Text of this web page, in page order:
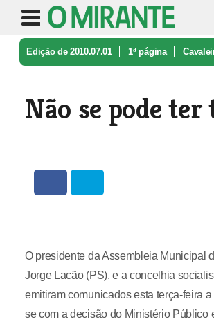
Edição de 2010.07.01 1ª página
Não se pode ter
O presidente da Assembleia Municipal
Jorge Lacão (PS), e a concelhia
emitiram comunicados esta terça-feira
se com a decisão do Ministério Público